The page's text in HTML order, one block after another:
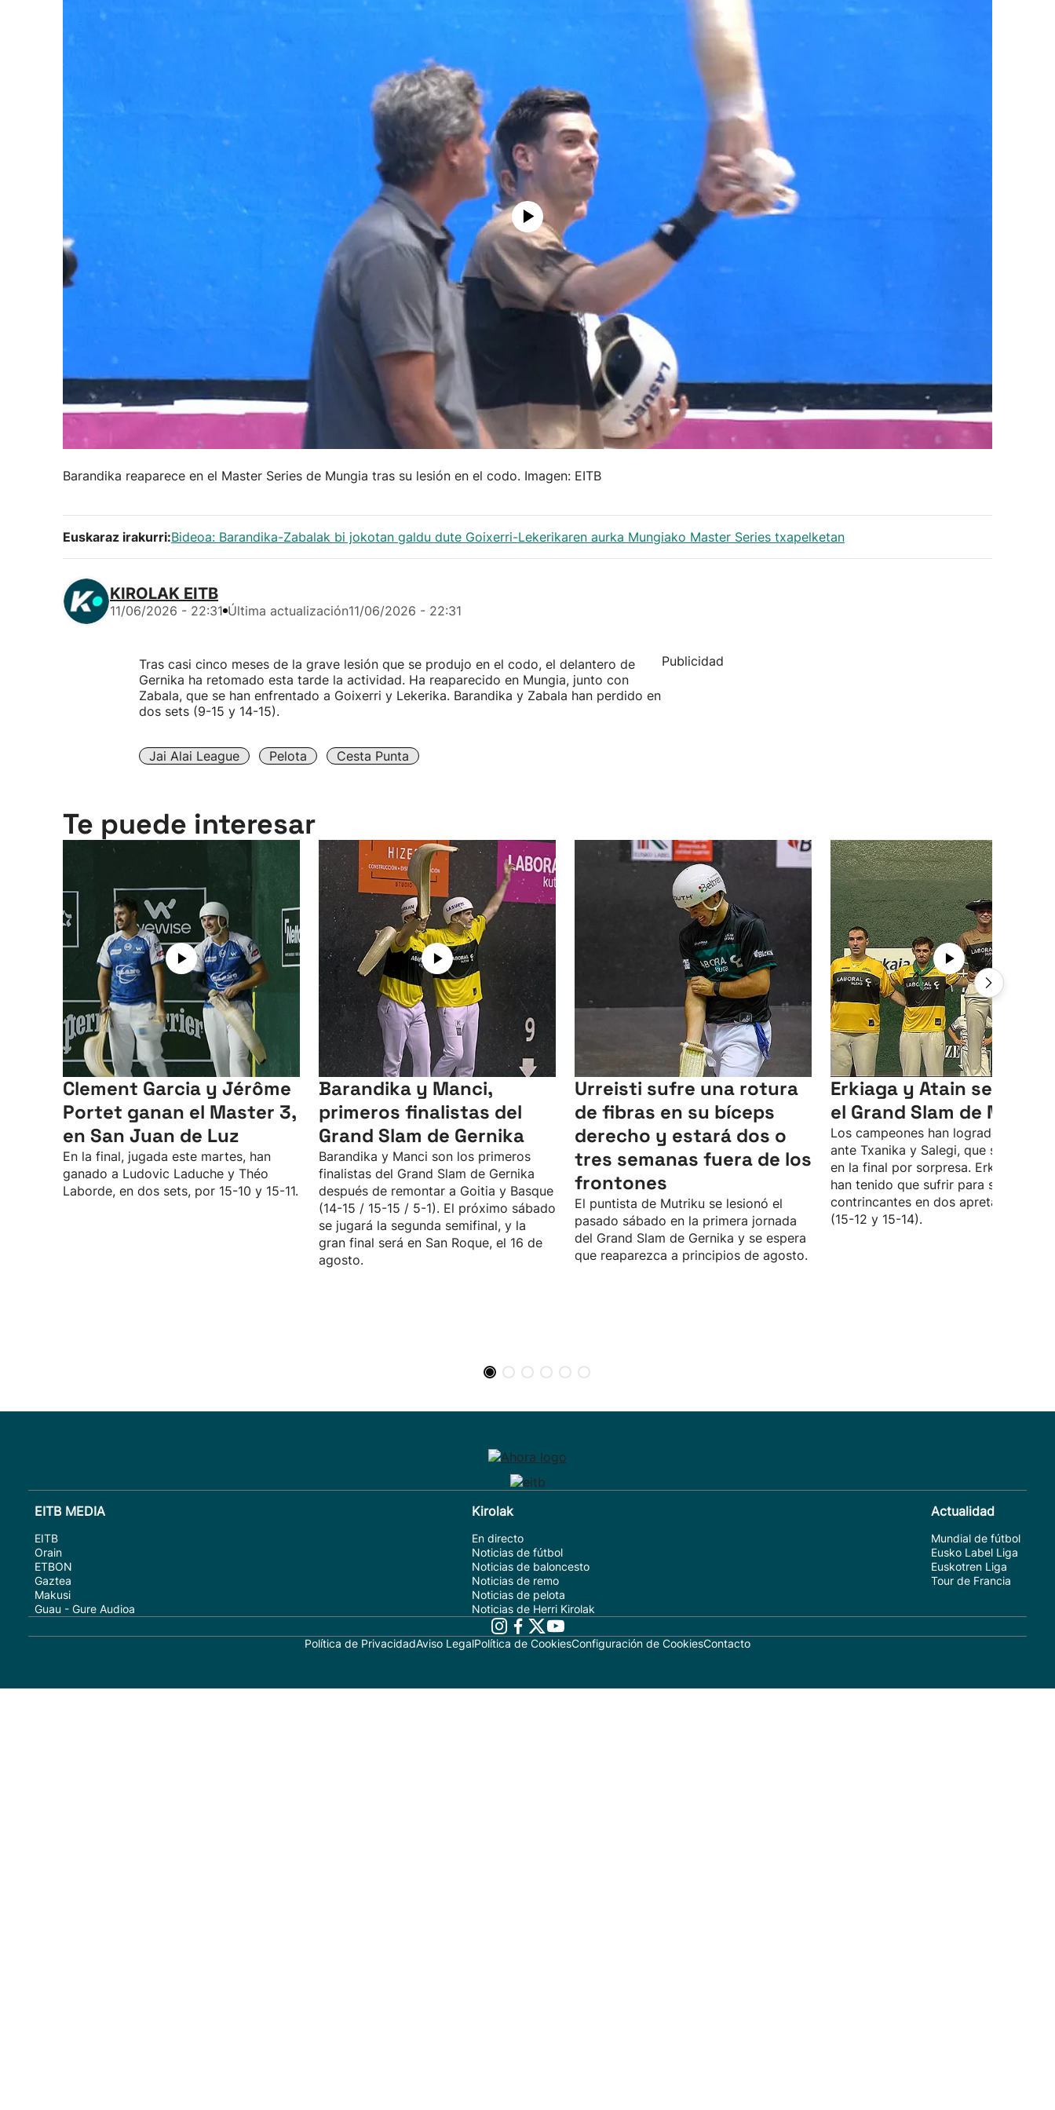
Barandika reaparece en el Master Series de Mungia tras su lesión en el codo. Imagen: EITB
Euskaraz irakurri:Bideoa: Barandika-Zabalak bi jokotan galdu dute Goixerri-Lekerikaren aurka Mungiako Master Series txapelketan
KIROLAK EITB
11/06/2026 - 22:31 Última actualización11/06/2026 - 22:31
Tras casi cinco meses de la grave lesión que se produjo en el codo, el delantero de
Gernika ha retomado esta tarde la actividad. Ha reaparecido en Mungia, junto con
Zabala, que se han enfrentado a Goixerri y Lekerika. Barandika y Zabala han perdido en
dos sets (9-15 y 14-15).
Jai Alai League Pelota Cesta Punta
Publicidad
Te puede interesar
Clement Garcia y Jérôme
Portet ganan el Master 3,
en San Juan de Luz
En la final, jugada este martes, han
ganado a Ludovic Laduche y Théo
Laborde, en dos sets, por 15-10 y 15-11.
Barandika y Manci,
primeros finalistas del
Grand Slam de Gernika
Barandika y Manci son los primeros
finalistas del Grand Slam de Gernika
después de remontar a Goitia y Basque
(14-15 / 15-15 / 5-1). El próximo sábado
se jugará la segunda semifinal, y la
gran final será en San Roque, el 16 de
agosto.
Urreisti sufre una rotura
de fibras en su bíceps
derecho y estará dos o
tres semanas fuera de los
frontones
El puntista de Mutriku se lesionó el
pasado sábado en la primera jornada
del Grand Slam de Gernika y se espera
que reaparezca a principios de agosto.
Erkiaga y Atain se llevan
el Grand Slam de
Los campeones han logrado la
ante Txanika y Salegi, que se colaron
en la final por sorpresa. Erkiaga y
han tenido que sufrir para superar a
contrincantes en dos apretados sets
(15-12 y 15-14).
EITB MEDIA
EITB
Orain
ETBON
Gaztea
Makusi
Guau - Gure Audioa
Kirolak
En directo
Noticias de fútbol
Noticias de baloncesto
Noticias de remo
Noticias de pelota
Noticias de Herri Kirolak
Actualidad
Mundial de fútbol
Eusko Label Liga
Euskotren Liga
Tour de Francia
Política de PrivacidadAviso LegalPolítica de CookiesConfiguración de CookiesContacto